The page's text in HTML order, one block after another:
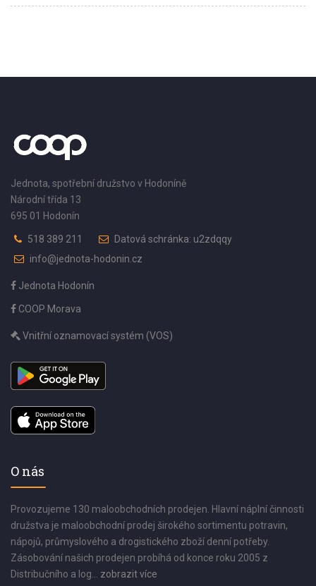
Jednota, spotřební družstvo v Hodoníně
Národní třída 13
695 01 Hodonín
518 389 211
Datová schránka: u2zdqqy
info@jednota-hodonin.cz
Jednota Hodonín
COOP Morava
Vnitřní oznamovací systém (VOS)
O nás
Provozujeme 130 maloobchodních prodejen. Hlavní náplní činnosti
družstva je maloobchodní prodej širokého sortimentu potravin,
nápojů, průmyslového a drogistického zboží denní potřeby.
Zásobování našich prodejen probíhá od konce roku 2005 z
Distribučního a log... zobrazit více